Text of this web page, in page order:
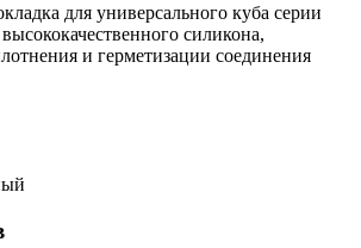
для универсального куба серии
силикона,
и герметизации соединения